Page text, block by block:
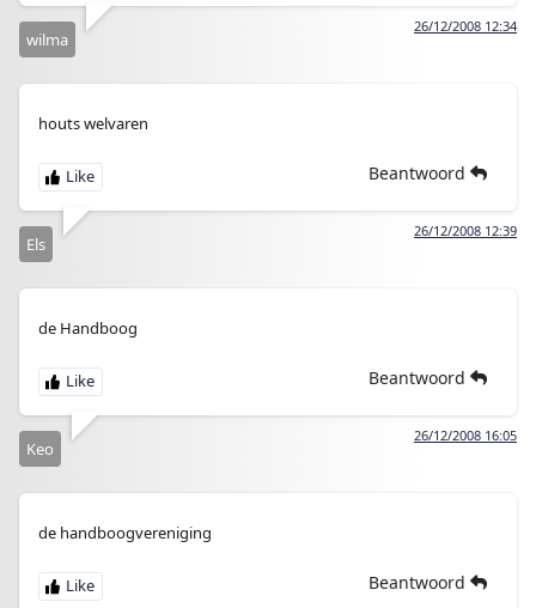
26/12/2008 12:34
wilma
houts welvaren
Beantwoord
26/12/2008 12:39
Els
de Handboog
Beantwoord
26/12/2008 16:05
Keo
de handboogvereniging
Beantwoord